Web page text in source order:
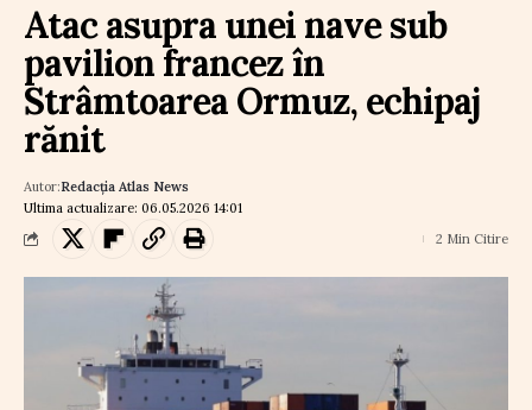
Atac asupra unei nave sub
pavilion francez în
Strâmtoarea Ormuz, echipaj
rănit
Ultima actualizare: 06.05.2026 14:01
Autor:Redacția Atlas News
2 Min Citire